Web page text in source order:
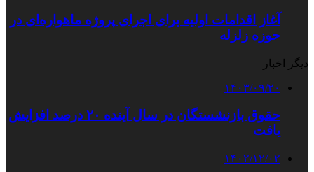
آغاز اقدامات اولیه برای اجرای پروژه ماهواره‌ای در
حوزه زلزله
دیگر اخبار
۱۴۰۳/۰۹/۲۰
حقوق بازنشستگان در سال آینده ۲۰ درصد افزایش
یافت
۱۴۰۲/۱۲/۰۲